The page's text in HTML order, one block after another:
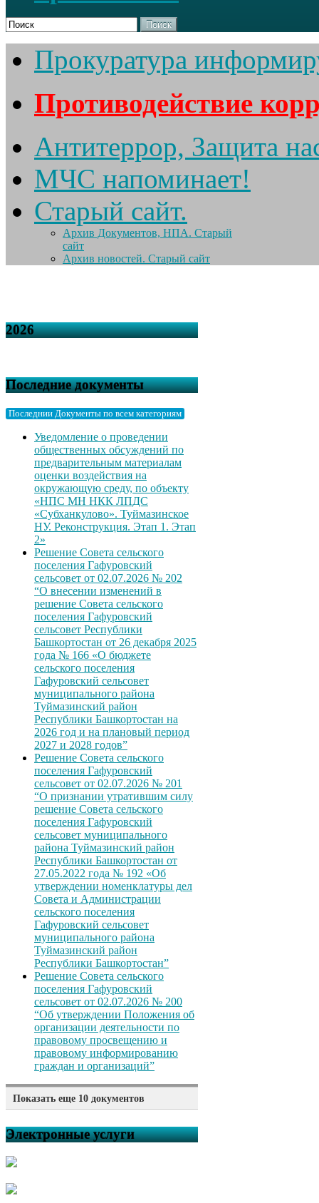
Поиск
Прокуратура
Противодействие
Антитеррор, Защита
МЧС напоминает!
Старый сайт.
Архив Документов, НПА. Старый
сайт
Архив новостей. Старый сайт
2026
Последние документы
Последнии Документы по всем категориям
Уведомление о проведении
общественных обсуждений по
предварительным материалам
оценки воздействия на
окружающую среду, по объекту
«НПС МН НКК ЛПДС
«Субханкулово». Туймазинское
НУ. Реконструкция. Этап 1. Этап
2»
Решение Совета сельского
поселения Гафуровский
сельсовет от 02.07.2026 № 202
“О внесении изменений в
решение Совета сельского
поселения Гафуровский
сельсовет Республики
Башкортостан от 26 декабря 2025
года № 166 «О бюджете
сельского поселения
Гафуровский сельсовет
муниципального района
Туймазинский район
Республики Башкортостан на
2026 год и на плановый период
2027 и 2028 годов”
Решение Совета сельского
поселения Гафуровский
сельсовет от 02.07.2026 № 201
“О признании утратившим силу
решение Совета сельского
поселения Гафуровский
сельсовет муниципального
района Туймазинский район
Республики Башкортостан от
27.05.2022 года № 192 «Об
утверждении номенклатуры дел
Совета и Администрации
сельского поселения
Гафуровский сельсовет
муниципального района
Туймазинский район
Республики Башкортостан”
Решение Совета сельского
поселения Гафуровский
сельсовет от 02.07.2026 № 200
“Об утверждении Положения об
организации деятельности по
правовому просвещению и
правовому информированию
граждан и организаций”
Показать еще 10 документов
поселения Гафуровский
сельсовет от 02.07.2026 № 199
Электронные услуги